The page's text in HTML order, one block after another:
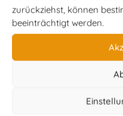
zurückziehst, können
beeinträchtigt werden.
nächsten
und mich an alles
das Leben so